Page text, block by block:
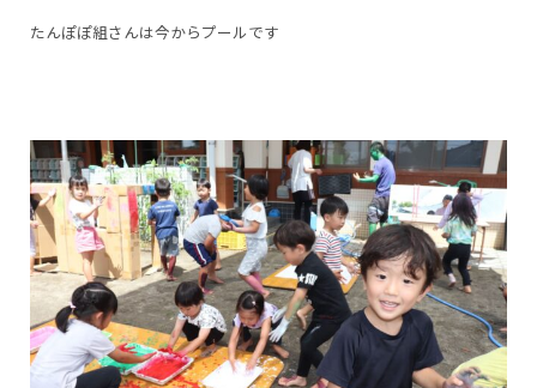
たんぽぽ組さんは今からプールです